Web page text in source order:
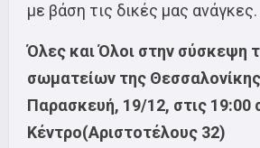
με βάση τις δικές μας ανάγκες.
Όλες και Όλοι στην σύσκεψη
σωματείων της
Παρασκευή, 19/12, στις 19:00
Κέντρο(Αριστοτέλους 32)